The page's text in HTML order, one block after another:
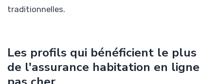
traditionnelles.
Les profils qui bénéficient le plus
de l'assurance habitation en ligne